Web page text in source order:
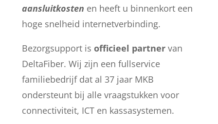
aansluitkosten en heeft u binnenkort een
hoge snelheid internetverbinding.
Bezorgsupport is officieel partnervan
DeltaFiber. Wij zijn een fullservice
familiebedrijf dat al 37 jaar MKB
ondersteunt bij alle vraagstukken voor
connectiviteit, ICT en kassasystemen.